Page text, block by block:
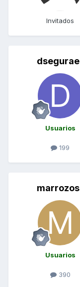
Invitados
dsegurae
Usuarios
199
marrozos
Usuarios
390